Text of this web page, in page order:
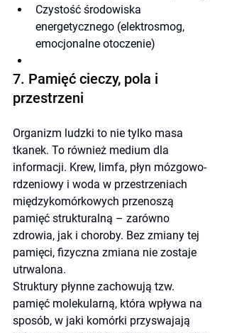
Czystość środowiska
energetycznego (elektrosmog,
emocjonalne otoczenie)
7. Pamięć cieczy, pola i
przestrzeni
Organizm ludzki to nie tylko masa
tkanek. To również medium dla
informacji. Krew, limfa, płyn mózgowo-
rdzeniowy i woda w przestrzeniach
międzykomórkowych przenoszą
pamięć strukturalną – zarówno
zdrowia, jak i choroby. Bez zmiany tej
pamięci, fizyczna zmiana nie zostaje
utrwalona.
Struktury płynne zachowują tzw.
pamięć molekularną, która wpływa na
sposób, w jaki komórki przyswajają